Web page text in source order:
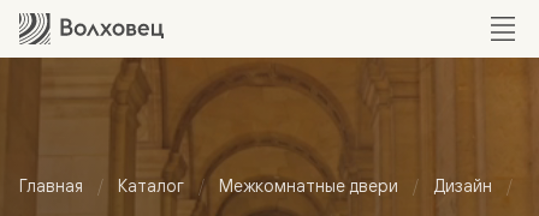
Главная Каталог Межкомнатные двери Дизайн